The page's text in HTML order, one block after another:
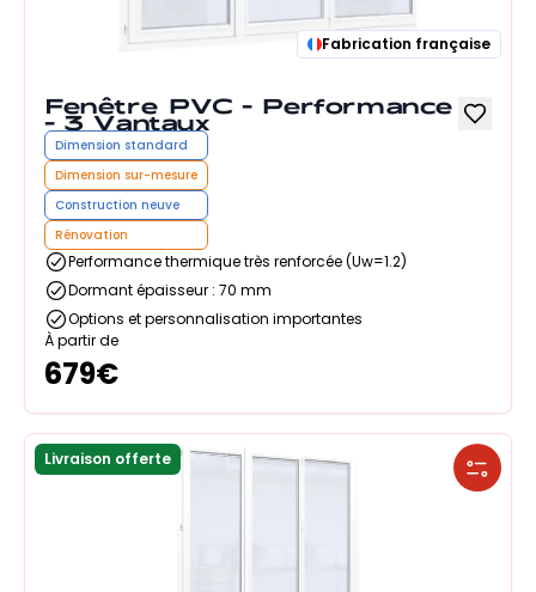
Fabrication française
Fenêtre PVC - Performance
- 3 Vantaux
Dimension standard
Dimension sur-mesure
Construction neuve
Rénovation
Performance thermique très renforcée (Uw=1.2)
Dormant épaisseur : 70 mm
Options et personnalisation importantes
À partir de
679€
Livraison offerte